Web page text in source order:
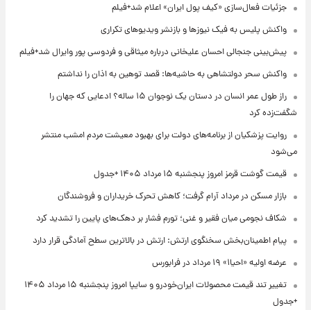
جزئیات فعال‌سازی «کیف پول ایران» اعلام شد+فیلم
واکنش پلیس به فیک نیوزها و بازنشر ویدیوهای تکراری
پیش‌بینی جنجالی احسان علیخانی درباره میثاقی و فردوسی پور وایرال شد+فیلم
واکنش سحر دولتشاهی به حاشیه‌ها: قصد توهین به اذان را نداشتم
راز طول عمر انسان در دستان یک نوجوان ۱۵ ساله؟ ادعایی که جهان را
شگفت‌زده کرد
روایت پزشکیان از برنامه‌های دولت برای بهبود معیشت مردم امشب منتشر
می‌شود
قیمت گوشت قرمز امروز پنجشنبه ۱۵ مرداد ۱۴۰۵ +جدول
بازار مسکن در مرداد آرام گرفت؛ کاهش تحرک خریداران و فروشندگان
شکاف نجومی میان فقیر و غنی؛ تورم فشار بر دهک‌های پایین را تشدید کرد
پیام اطمینان‌بخش سخنگوی ارتش: ارتش در بالاترین سطح آمادگی قرار دارد
عرضه اولیه «احیا۱» ۱۹ مرداد در فرابورس
تغییر تند قیمت محصولات ایران‌خودرو و سایپا امروز پنجشنبه ۱۵ مرداد ۱۴۰۵
+جدول